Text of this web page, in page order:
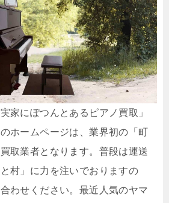
家にぽつんとあるピアノ買取」
ホームページは、業界初の「町
取業者となります。普段は運送
村」に力を注いでおりますの
わせください。最近人気のヤマ